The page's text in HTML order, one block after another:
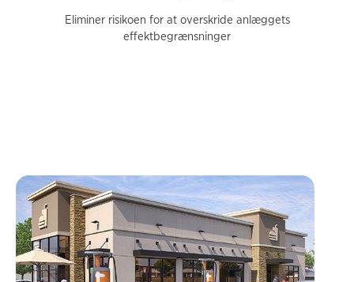
Eliminer risikoen for at overskride anlæggets
effektbegrænsninger